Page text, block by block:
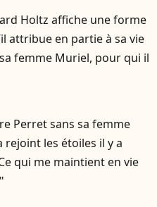
Holtz affiche une forme
attribue en partie à sa vie
femme Muriel, pour qui il
Perret sans sa femme
rejoint les étoiles il y a
qui me maintient en vie